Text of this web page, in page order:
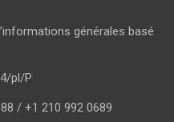
générales basé
pl/P
/ +1 210 992 0689